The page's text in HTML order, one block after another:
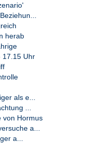
herab
17.15 Uhr
als e...
...
von Hormus
a...
a...